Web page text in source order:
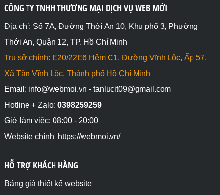
CÔNG TY TNHH THƯƠNG MẠI DỊCH VỤ WEB MỚI
Địa chỉ: Số 7A, Đường Thới An 10, Khu phố 3, Phường
Thới An, Quận 12, TP. Hồ Chí Minh
Trụ sở chính: E20/22E6 Hẻm C1, Đường Vĩnh Lộc, Ấp 57,
Xã Tân Vĩnh Lộc, Thành phố Hồ Chí Minh
Email: info@webmoi.vn - tanlucit09@gmail.com
Hotline + Zalo: 0398259259
Giờ làm việc: 08:00 - 20:00
Website chính: https://webmoi.vn/
HỖ TRỢ KHÁCH HÀNG
Bảng giá thiết kế website